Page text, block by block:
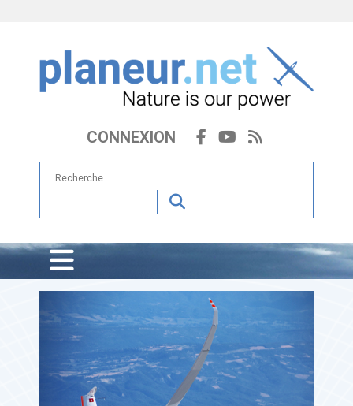
CONNEXION